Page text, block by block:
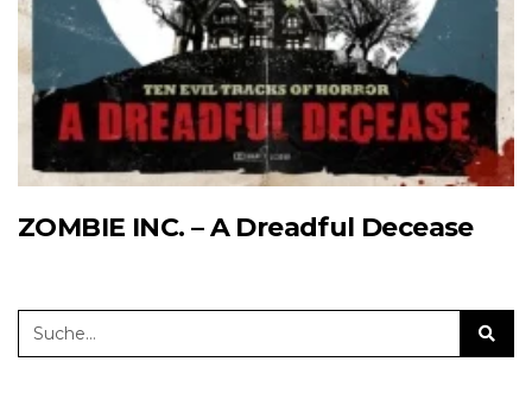
ZOMBIE INC. – A Dreadful Decease